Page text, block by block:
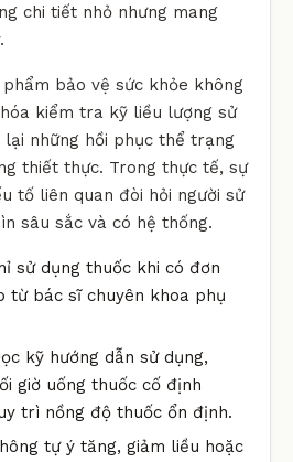
chi tiết nhỏ nhưng mang
bảo vệ sức khỏe không
kiểm tra kỹ liều lượng sử
lại những hồi phục thể trạng
thiết thực. Trong thực tế, sự
tố liên quan đòi hỏi người sử
sâu sắc và có hệ thống.
sử dụng thuốc khi có đơn
từ bác sĩ chuyên khoa phụ
kỹ hướng dẫn sử dụng,
giờ uống thuốc cố định
trì nồng độ thuốc ổn định.
tự ý tăng, giảm liều hoặc